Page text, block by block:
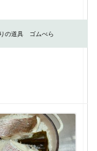
の道具 ゴムべら